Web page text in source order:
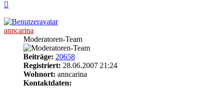
anncarina
Moderatoren-Team
Beiträge: 20658
Registriert: 28.06.2007 21:24
Wohnort: anncarina
Kontaktdaten: